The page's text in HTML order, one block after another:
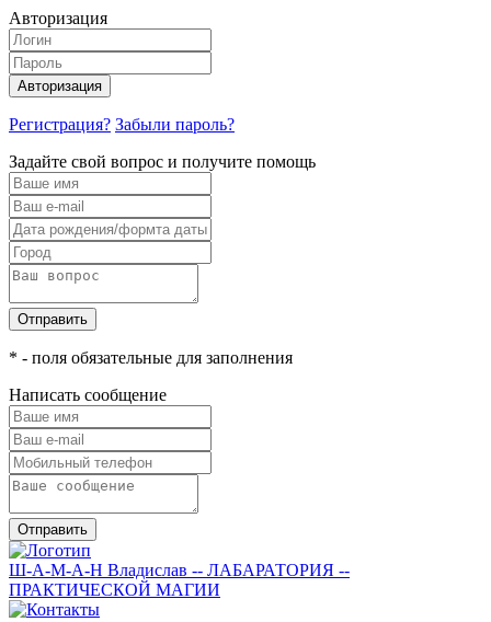
Авторизация
Авторизация
Регистрация? Забыли пароль?
Задайте свой вопрос и получите помощь
Отправить
* - поля обязательные для заполнения
Написать сообщение
Отправить
Ш-А-М-А-Н Владислав -- ЛАБАРАТОРИЯ --
ПРАКТИЧЕСКОЙ МАГИИ